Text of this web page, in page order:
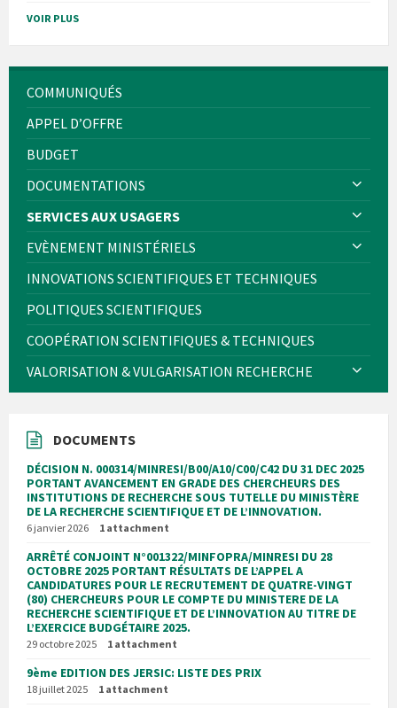
VOIR PLUS
COMMUNIQUÉS
APPEL D’OFFRE
BUDGET
DOCUMENTATIONS
SERVICES AUX USAGERS
EVÈNEMENT MINISTÉRIELS
INNOVATIONS SCIENTIFIQUES ET TECHNIQUES
POLITIQUES SCIENTIFIQUES
COOPÉRATION SCIENTIFIQUES & TECHNIQUES
VALORISATION & VULGARISATION RECHERCHE
DOCUMENTS
DÉCISION N. 000314/MINRESI/B00/A10/C00/C42 DU 31 DEC 2025
PORTANT AVANCEMENT EN GRADE DES CHERCHEURS DES
INSTITUTIONS DE RECHERCHE SOUS TUTELLE DU MINISTÈRE
DE LA RECHERCHE SCIENTIFIQUE ET DE L’INNOVATION.
6 janvier 2026 1 attachment
ARRÊTÉ CONJOINT N°001322/MINFOPRA/MINRESI DU 28
OCTOBRE 2025 PORTANT RÉSULTATS DE L’APPEL A
CANDIDATURES POUR LE RECRUTEMENT DE QUATRE-VINGT
(80) CHERCHEURS POUR LE COMPTE DU MINISTERE DE LA
RECHERCHE SCIENTIFIQUE ET DE L’INNOVATION AU TITRE DE
L’EXERCICE BUDGÉTAIRE 2025.
29 octobre 2025 1 attachment
9ème EDITION DES JERSIC: LISTE DES PRIX
18 juillet 2025 1 attachment